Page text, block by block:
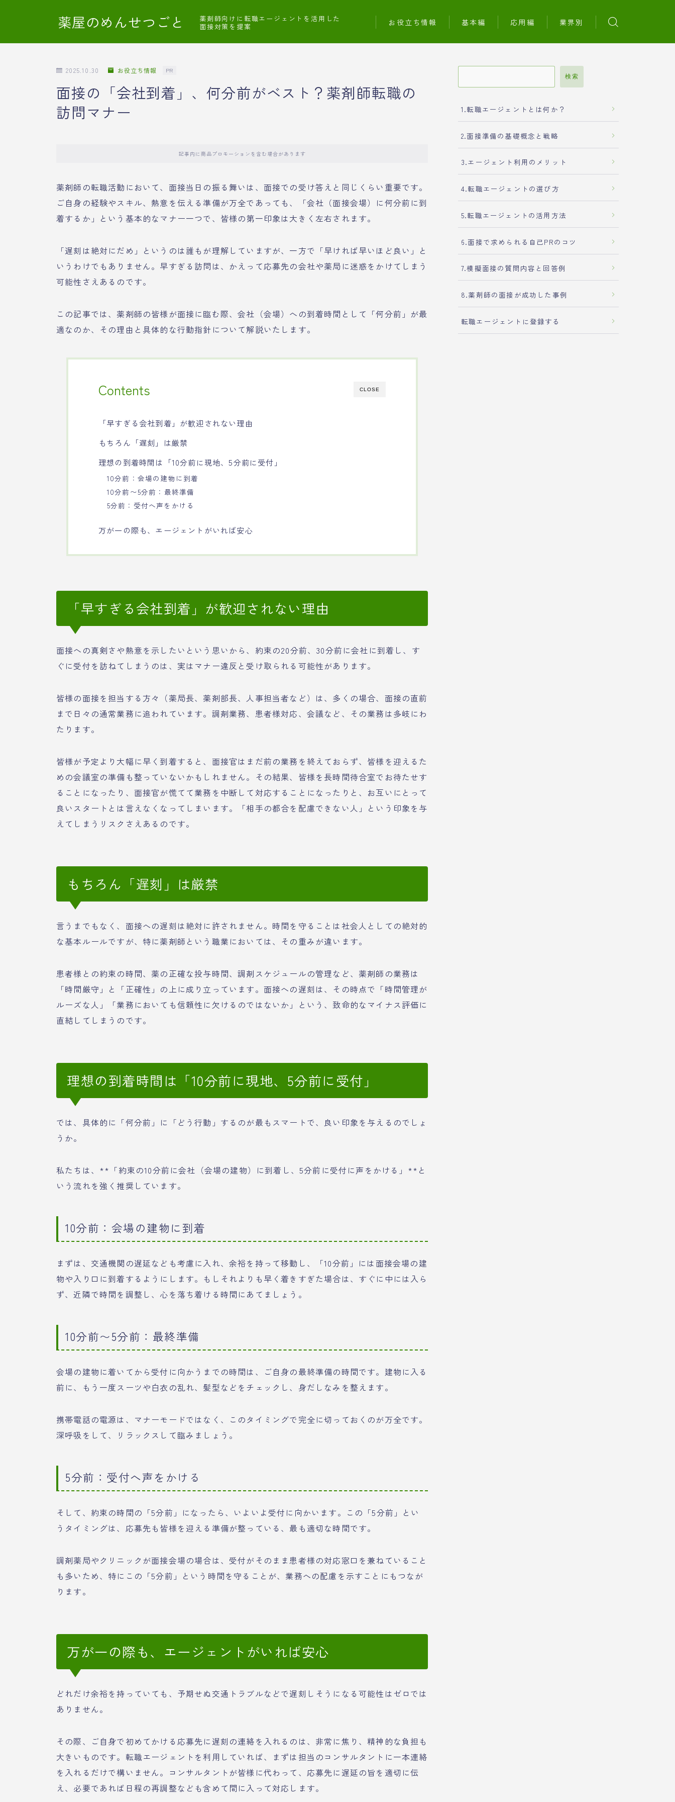
薬屋のめんせつごと
薬剤師向けに転職エージェントを活用した
面接対策を提案
お役立ち情報 基本編 応用編 業界別
2025.10.30 お役立ち情報 PR
面接の「会社到着」、何分前がベスト？薬剤師転職の
訪問マナー
記事内に商品プロモーションを含む場合があります
薬剤師の転職活動において、面接当日の振る舞いは、面接での受け答えと同じくらい重要です。
ご自身の経験やスキル、熱意を伝える準備が万全であっても、「会社（面接会場）に何分前に到
着するか」という基本的なマナー一つで、皆様の第一印象は大きく左右されます。
「遅刻は絶対にだめ」というのは誰もが理解していますが、一方で「早ければ早いほど良い」と
いうわけでもありません。早すぎる訪問は、かえって応募先の会社や薬局に迷惑をかけてしまう
可能性さえあるのです。
この記事では、薬剤師の皆様が面接に臨む際、会社（会場）への到着時間として「何分前」が最
適なのか、その理由と具体的な行動指針について解説いたします。
CLOSE
Contents
「早すぎる会社到着」が歓迎されない理由
もちろん「遅刻」は厳禁
理想の到着時間は「10分前に現地、5分前に受付」
10分前：会場の建物に到着
10分前〜5分前：最終準備
5分前：受付へ声をかける
万が一の際も、エージェントがいれば安心
「早すぎる会社到着」が歓迎されない理由
面接への真剣さや熱意を示したいという思いから、約束の20分前、30分前に会社に到着し、す
ぐに受付を訪ねてしまうのは、実はマナー違反と受け取られる可能性があります。
皆様の面接を担当する方々（薬局長、薬剤部長、人事担当者など）は、多くの場合、面接の直前
まで日々の通常業務に追われています。調剤業務、患者様対応、会議など、その業務は多岐にわ
たります。
皆様が予定より大幅に早く到着すると、面接官はまだ前の業務を終えておらず、皆様を迎えるた
めの会議室の準備も整っていないかもしれません。その結果、皆様を長時間待合室でお待たせす
ることになったり、面接官が慌てて業務を中断して対応することになったりと、お互いにとって
良いスタートとは言えなくなってしまいます。「相手の都合を配慮できない人」という印象を与
えてしまうリスクさえあるのです。
もちろん「遅刻」は厳禁
言うまでもなく、面接への遅刻は絶対に許されません。時間を守ることは社会人としての絶対的
な基本ルールですが、特に薬剤師という職業においては、その重みが違います。
患者様との約束の時間、薬の正確な投与時間、調剤スケジュールの管理など、薬剤師の業務は
「時間厳守」と「正確性」の上に成り立っています。面接への遅刻は、その時点で「時間管理が
ルーズな人」「業務においても信頼性に欠けるのではないか」という、致命的なマイナス評価に
直結してしまうのです。
理想の到着時間は「10分前に現地、5分前に受付」
では、具体的に「何分前」に「どう行動」するのが最もスマートで、良い印象を与えるのでしょ
うか。
私たちは、**「約束の10分前に会社（会場の建物）に到着し、5分前に受付に声をかける」**と
いう流れを強く推奨しています。
10分前：会場の建物に到着
まずは、交通機関の遅延なども考慮に入れ、余裕を持って移動し、「10分前」には面接会場の建
物や入り口に到着するようにします。もしそれよりも早く着きすぎた場合は、すぐに中には入ら
ず、近隣で時間を調整し、心を落ち着ける時間にあてましょう。
10分前〜5分前：最終準備
会場の建物に着いてから受付に向かうまでの時間は、ご自身の最終準備の時間です。建物に入る
前に、もう一度スーツや白衣の乱れ、髪型などをチェックし、身だしなみを整えます。
携帯電話の電源は、マナーモードではなく、このタイミングで完全に切っておくのが万全です。
深呼吸をして、リラックスして臨みましょう。
5分前：受付へ声をかける
そして、約束の時間の「5分前」になったら、いよいよ受付に向かいます。この「5分前」とい
うタイミングは、応募先も皆様を迎える準備が整っている、最も適切な時間です。
調剤薬局やクリニックが面接会場の場合は、受付がそのまま患者様の対応窓口を兼ねていること
も多いため、特にこの「5分前」という時間を守ることが、業務への配慮を示すことにもつなが
ります。
万が一の際も、エージェントがいれば安心
どれだけ余裕を持っていても、予期せぬ交通トラブルなどで遅刻しそうになる可能性はゼロでは
ありません。
その際、ご自身で初めてかける応募先に遅刻の連絡を入れるのは、非常に焦り、精神的な負担も
大きいものです。転職エージェントを利用していれば、まずは担当のコンサルタントに一本連絡
を入れるだけで構いません。コンサルタントが皆様に代わって、応募先に遅延の旨を適切に伝
え、必要であれば日程の再調整なども含めて間に入って対応します。
検索
1.転職エージェントとは何か？
2.面接準備の基礎概念と戦略
3.エージェント利用のメリット
4.転職エージェントの選び方
5.転職エージェントの活用方法
6.面接で求められる自己PRのコツ
7.模擬面接の質問内容と回答例
8.薬剤師の面接が成功した事例
転職エージェントに登録する